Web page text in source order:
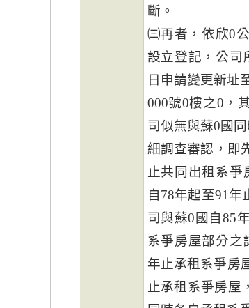
斷。
㈢再者，依欣0
設立登記，公司
日申請變更新址
000號0樓之0，
司似無與蘇0國
細調查審認，即
止共同出租系爭
自78年起至91
司與蘇0國自85
系爭房屋部分之
年止承租系爭房
止承租系爭房屋